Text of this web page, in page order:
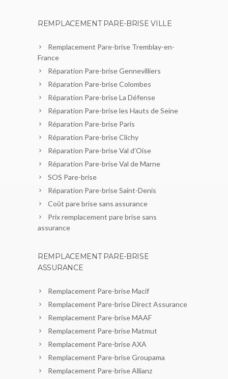
REMPLACEMENT PARE-BRISE VILLE
Remplacement Pare-brise Tremblay-en-
France
Réparation Pare-brise Gennevilliers
Réparation Pare-brise Colombes
Réparation Pare-brise La Défense
Réparation Pare-brise les Hauts de Seine
Réparation Pare-brise Paris
Réparation Pare-brise Clichy
Réparation Pare-brise Val d’Oise
Réparation Pare-brise Val de Marne
SOS Pare-brise
Réparation Pare-brise Saint-Denis
Coût pare brise sans assurance
Prix remplacement pare brise sans
assurance
REMPLACEMENT PARE-BRISE
ASSURANCE
Remplacement Pare-brise Macif
Remplacement Pare-brise Direct Assurance
Remplacement Pare-brise MAAF
Remplacement Pare-brise Matmut
Remplacement Pare-brise AXA
Remplacement Pare-brise Groupama
Remplacement Pare-brise Allianz